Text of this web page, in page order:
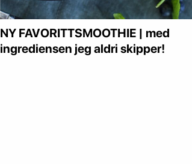
NY FAVORITTSMOOTHIE | med
ingrediensen jeg aldri skipper!